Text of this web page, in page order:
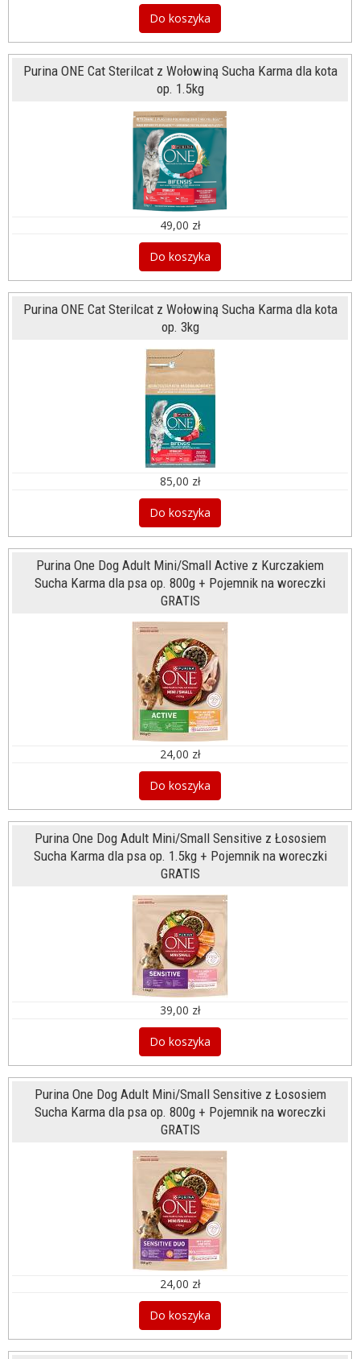
Do koszyka
Purina ONE Cat Sterilcat z Wołowiną Sucha Karma dla kota
op. 1.5kg
49,00 zł
Do koszyka
Purina ONE Cat Sterilcat z Wołowiną Sucha Karma dla kota
op. 3kg
85,00 zł
Do koszyka
Purina One Dog Adult Mini/Small Active z Kurczakiem
Sucha Karma dla psa op. 800g + Pojemnik na woreczki
GRATIS
24,00 zł
Do koszyka
Purina One Dog Adult Mini/Small Sensitive z Łososiem
Sucha Karma dla psa op. 1.5kg + Pojemnik na woreczki
GRATIS
39,00 zł
Do koszyka
Purina One Dog Adult Mini/Small Sensitive z Łososiem
Sucha Karma dla psa op. 800g + Pojemnik na woreczki
GRATIS
24,00 zł
Do koszyka